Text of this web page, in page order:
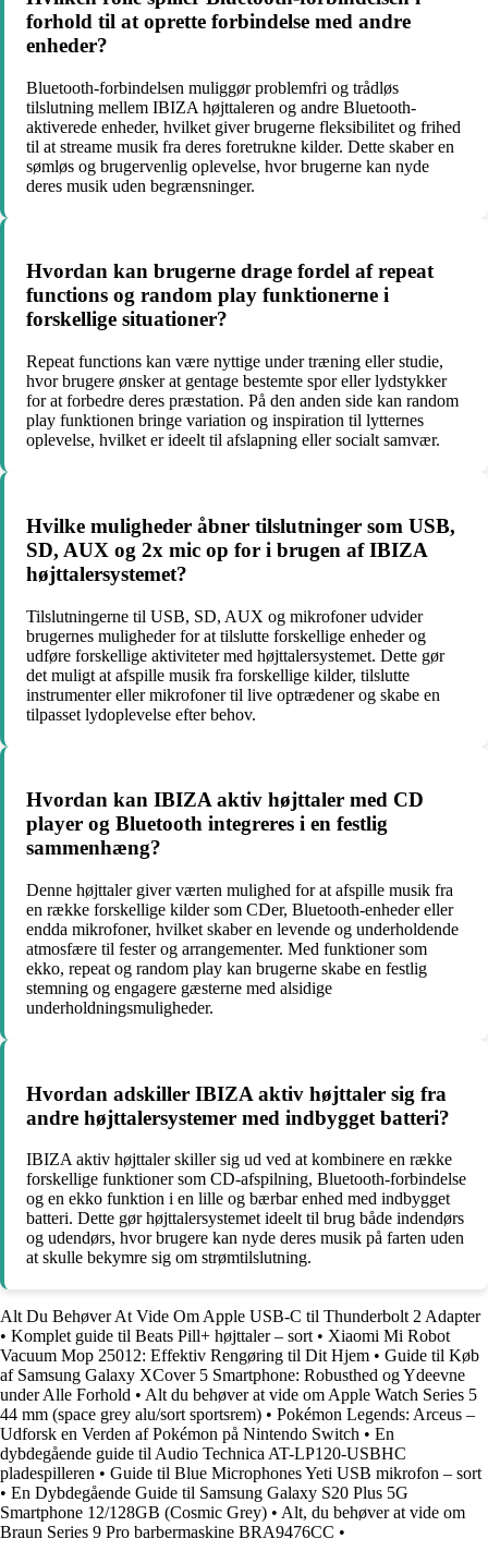
forhold til at oprette forbindelse med andre
enheder?
Bluetooth-forbindelsen muliggør problemfri og trådløs
tilslutning mellem IBIZA højttaleren og andre Bluetooth-
aktiverede enheder, hvilket giver brugerne fleksibilitet og frihed
til at streame musik fra deres foretrukne kilder. Dette skaber en
sømløs og brugervenlig oplevelse, hvor brugerne kan nyde
deres musik uden begrænsninger.
Hvordan kan brugerne drage fordel af repeat
functions og random play funktionerne i
forskellige situationer?
Repeat functions kan være nyttige under træning eller studie,
hvor brugere ønsker at gentage bestemte spor eller lydstykker
for at forbedre deres præstation. På den anden side kan random
play funktionen bringe variation og inspiration til lytternes
oplevelse, hvilket er ideelt til afslapning eller socialt samvær.
Hvilke muligheder åbner tilslutninger som USB,
SD, AUX og 2x mic op for i brugen af IBIZA
højttalersystemet?
Tilslutningerne til USB, SD, AUX og mikrofoner udvider
brugernes muligheder for at tilslutte forskellige enheder og
udføre forskellige aktiviteter med højttalersystemet. Dette gør
det muligt at afspille musik fra forskellige kilder, tilslutte
instrumenter eller mikrofoner til live optrædener og skabe en
tilpasset lydoplevelse efter behov.
Hvordan kan IBIZA aktiv højttaler med CD
player og Bluetooth integreres i en festlig
sammenhæng?
Denne højttaler giver værten mulighed for at afspille musik fra
en række forskellige kilder som CDer, Bluetooth-enheder eller
endda mikrofoner, hvilket skaber en levende og underholdende
atmosfære til fester og arrangementer. Med funktioner som
ekko, repeat og random play kan brugerne skabe en festlig
stemning og engagere gæsterne med alsidige
underholdningsmuligheder.
Hvordan adskiller IBIZA aktiv højttaler sig fra
andre højttalersystemer med indbygget batteri?
IBIZA aktiv højttaler skiller sig ud ved at kombinere en række
forskellige funktioner som CD-afspilning, Bluetooth-forbindelse
og en ekko funktion i en lille og bærbar enhed med indbygget
batteri. Dette gør højttalersystemet ideelt til brug både indendørs
og udendørs, hvor brugere kan nyde deres musik på farten uden
at skulle bekymre sig om strømtilslutning.
Alt Du Behøver At Vide Om Apple USB-C til Thunderbolt 2 Adapter
• Komplet guide til Beats Pill+ højttaler – sort• Xiaomi Mi Robot
Vacuum Mop 25012: Effektiv Rengøring til Dit Hjem • Guide til Køb
af Samsung Galaxy XCover 5 Smartphone: Robusthed og Ydeevne
under Alle Forhold • Alt du behøver at vide om Apple Watch Series 5
44 mm (space grey alu/sort sportsrem) • Pokémon Legends: Arceus –
Udforsk en Verden af Pokémon på Nintendo Switch • En
dybdegående guide til Audio Technica AT-LP120-USBHC
pladespilleren • Guide til Blue Microphones Yeti USB mikrofon – sort
• En Dybdegående Guide til Samsung Galaxy S20 Plus 5G
Smartphone 12/128GB (Cosmic Grey) • Alt, du behøver at vide om
Braun Series 9 Pro barbermaskine BRA9476CC •